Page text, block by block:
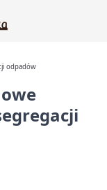
odpadów